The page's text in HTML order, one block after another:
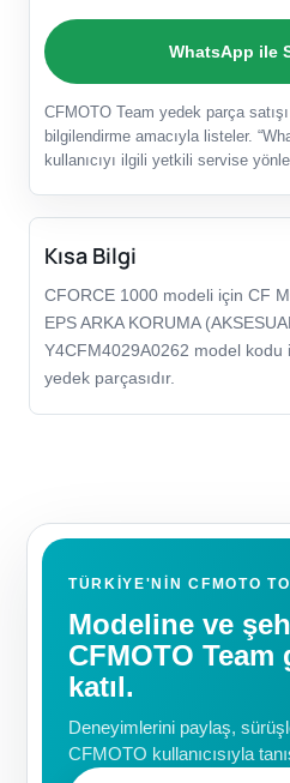
WhatsApp ile
CFMOTO Team yedek parça
bilgilendirme amacıyla listeler.
kullanıcıyı ilgili yetkili servise
Kısa Bilgi
CFORCE 1000 modeli için CF
EPS ARKA KORUMA
Y4CFM4029A0262 model kodu
yedek parçasıdır.
TÜRKIYE'NIN CFMOTO
Modeline ve
CFMOTO
katıl.
Deneyimlerini paylaş,
CFMOTO kullanıcısıyla